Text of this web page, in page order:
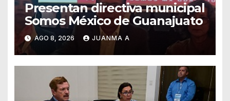
Presentan directiva municipal
Somos México de Guanajuato
AGO 8, 2026 JUANMA A